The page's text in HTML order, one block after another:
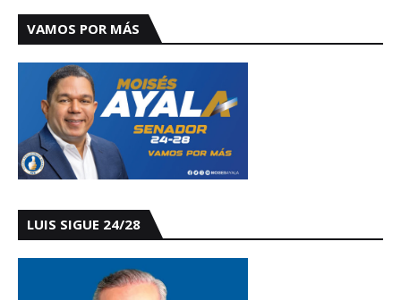
VAMOS POR MÁS
LUIS SIGUE 24/28